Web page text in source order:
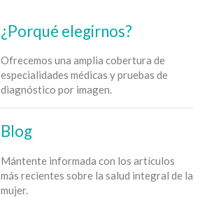
¿Porqué elegirnos?
Ofrecemos una amplia cobertura de
especialidades médicas y pruebas de
diagnóstico por imagen.
Blog
Mántente informada con los artículos
más recientes sobre la salud integral de la
mujer.